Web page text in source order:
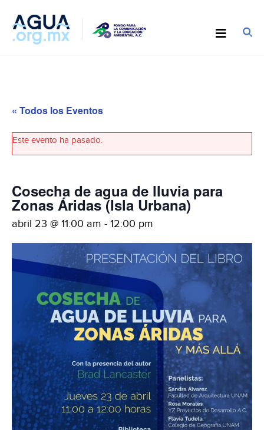
« Todos los Eventos
Este evento ha pasado.
Cosecha de agua de lluvia para
Zonas Áridas (Isla Urbana)
abril 23 @ 11:00 am - 12:00 pm